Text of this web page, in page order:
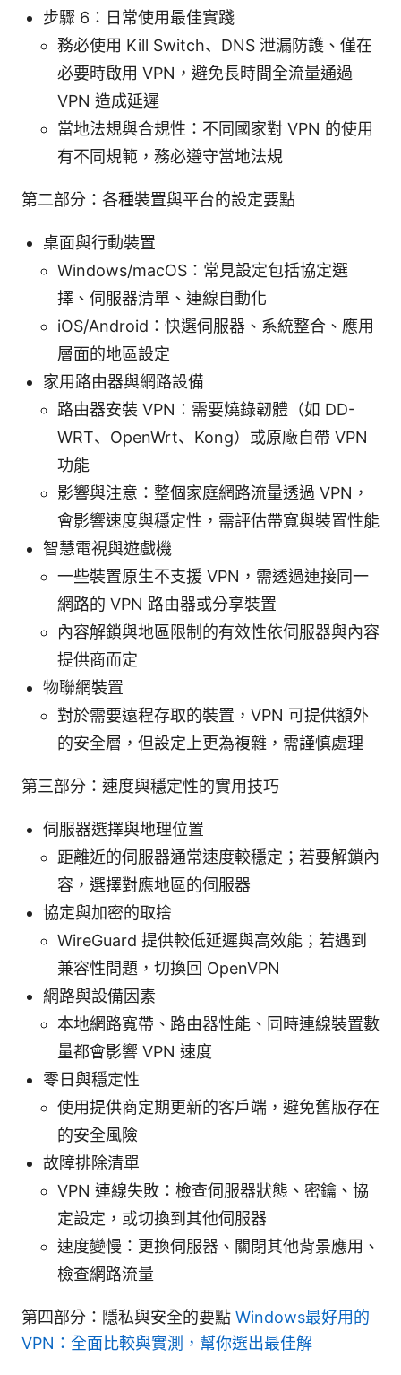
步驟 6：日常使用最佳實踐
務必使用 Kill Switch、DNS 泄漏防護、僅在
必要時啟用 VPN，避免長時間全流量通過
VPN 造成延遲
當地法規與合規性：不同國家對 VPN 的使用
有不同規範，務必遵守當地法規
第二部分：各種裝置與平台的設定要點
桌面與行動裝置
Windows/macOS：常見設定包括協定選
擇、伺服器清單、連線自動化
iOS/Android：快選伺服器、系統整合、應用
層面的地區設定
家用路由器與網路設備
路由器安裝 VPN：需要燒錄韌體（如 DD-
WRT、OpenWrt、Kong）或原廠自帶 VPN
功能
影響與注意：整個家庭網路流量透過 VPN，
會影響速度與穩定性，需評估帶寬與裝置性能
智慧電視與遊戲機
一些裝置原生不支援 VPN，需透過連接同一
網路的 VPN 路由器或分享裝置
內容解鎖與地區限制的有效性依伺服器與內容
提供商而定
物聯網裝置
對於需要遠程存取的裝置，VPN 可提供額外
的安全層，但設定上更為複雜，需謹慎處理
第三部分：速度與穩定性的實用技巧
伺服器選擇與地理位置
距離近的伺服器通常速度較穩定；若要解鎖內
容，選擇對應地區的伺服器
協定與加密的取捨
WireGuard 提供較低延遲與高效能；若遇到
兼容性問題，切換回 OpenVPN
網路與設備因素
本地網路寬帶、路由器性能、同時連線裝置數
量都會影響 VPN 速度
零日與穩定性
使用提供商定期更新的客戶端，避免舊版存在
的安全風險
故障排除清單
VPN 連線失敗：檢查伺服器狀態、密鑰、協
定設定，或切換到其他伺服器
速度變慢：更換伺服器、關閉其他背景應用、
檢查網路流量
第四部分：隱私與安全的要點 Windows最好用的
VPN：全面比較與實測，幫你選出最佳解